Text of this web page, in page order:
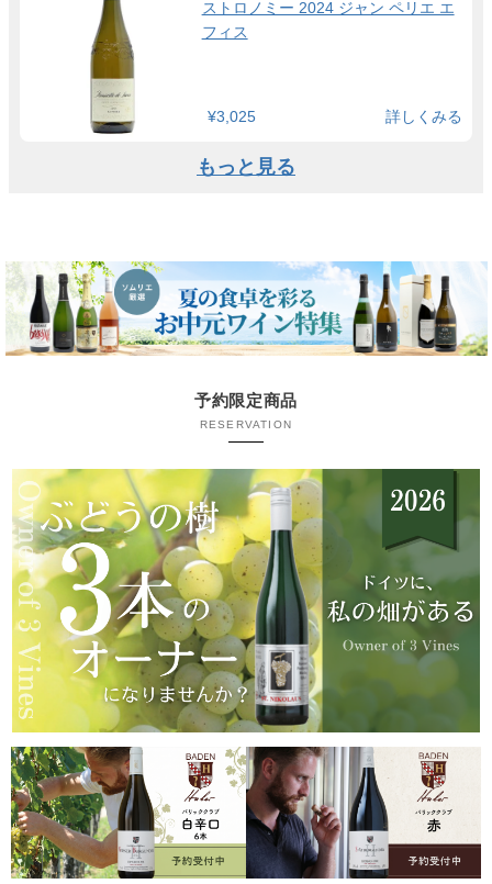
ストロノミー 2024 ジャン ペリエ エ
フィス
¥3,025 詳しくみる
もっと見る
予約限定商品
RESERVATION